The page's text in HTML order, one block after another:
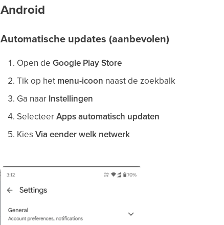
Android
Automatische updates (aanbevolen)
Open de Google Play Store
Tik op het menu-icoon naast de zoekbalk
Ga naar Instellingen
SelecteerApps automatisch updaten
Kies Via eender welk netwerk